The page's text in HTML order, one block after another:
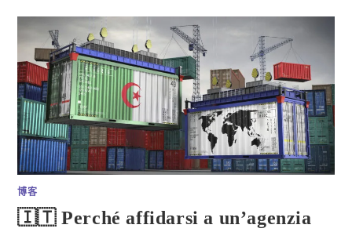
博客
🇮🇹 Perché affidarsi a un’agenzia